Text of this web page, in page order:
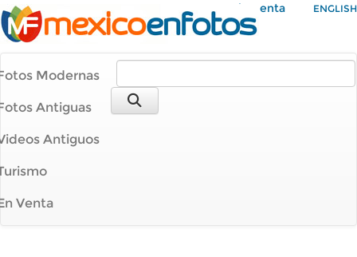
Mi Cuenta ENGLISH
Modernas
Antiguas
Antiguos
Venta